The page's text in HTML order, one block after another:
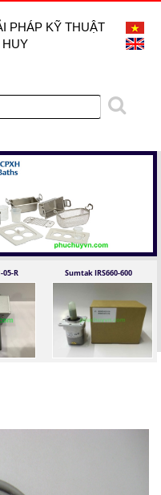
PHÁP KỸ THUẬT
HUY
05-R Sumtak IRS660-600